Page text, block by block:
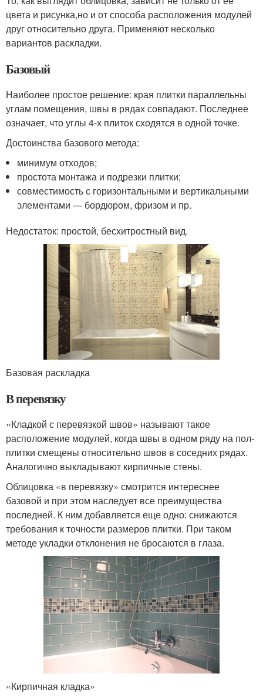
цвета и рисунка,но и от способа расположения модулей
друг относительно друга. Применяют несколько
вариантов раскладки.
Базовый
Наиболее простое решение: края плитки параллельны
углам помещения, швы в рядах совпадают. Последнее
означает, что углы 4-х плиток сходятся в одной точке.
Достоинства базового метода:
минимум отходов;
простота монтажа и подрезки плитки;
совместимость с горизонтальными и вертикальными
элементами — бордюром, фризом и пр.
Недостаток: простой, бесхитростный вид.
Базовая раскладка
В перевязку
«Кладкой с перевязкой швов» называют такое
расположение модулей, когда швы в одном ряду на пол-
плитки смещены относительно швов в соседних рядах.
Аналогично выкладывают кирпичные стены.
Облицовка «в перевязку» смотрится интереснее
базовой и при этом наследует все преимущества
последней. К ним добавляется еще одно: снижаются
требования к точности размеров плитки. При таком
методе укладки отклонения не бросаются в глаза.
«Кирпичная кладка»